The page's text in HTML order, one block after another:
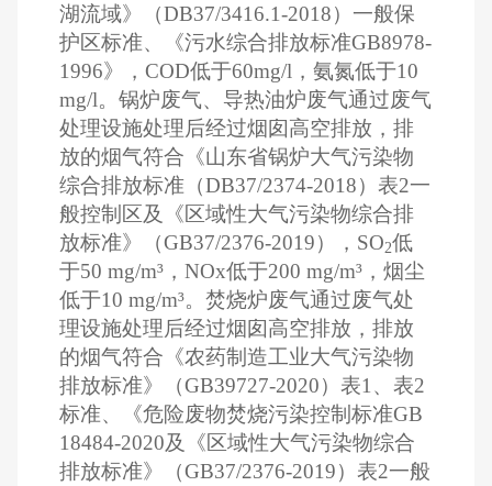
湖流域》（DB37/3416.1-2018）一般保
护区标准、《污水综合排放标准GB8978-
1996》，COD低于60mg/l，氨氮低于10
mg/l。锅炉废气、导热油炉废气通过废气
处理设施处理后经过烟囱高空排放，排
放的烟气符合《山东省锅炉大气污染物
综合排放标准（DB37/2374-2018）表2一
般控制区及《区域性大气污染物综合排
放标准》（GB37/2376-2019），SO2低
于50 mg/m³，NOx低于200 mg/m³，烟尘
低于10 mg/m³。焚烧炉废气通过废气处
理设施处理后经过烟囱高空排放，排放
的烟气符合《农药制造工业大气污染物
排放标准》（GB39727-2020）表1、表2
标准、《危险废物焚烧污染控制标准GB
18484-2020及《区域性大气污染物综合
排放标准》（GB37/2376-2019）表2一般